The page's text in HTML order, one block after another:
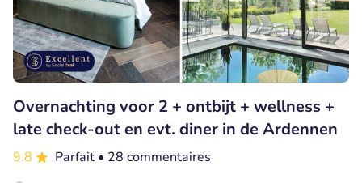
Overnachting voor 2 + ontbijt + wellness +
late check-out en evt. diner in de Ardennen
9.8 Parfait • 28 commentaires